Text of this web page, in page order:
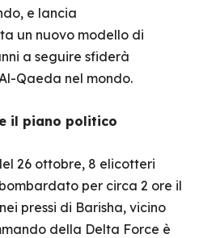
e lancia
un nuovo modello di
a seguire sfiderà
Qaeda nel mondo.
il piano politico
26 ottobre, 8 elicotteri
per circa 2 ore il
pressi di Barisha, vicino
della Delta Force è